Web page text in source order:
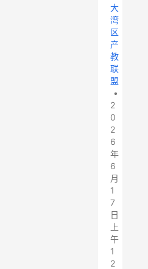
大
湾
区
产
教
联
盟
•
2
0
2
6
年
6
月
1
7
日
上
午
1
2